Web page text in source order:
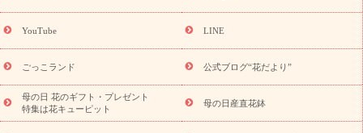
9月の誕生花(リンドウ)
ら探す
お祝いの花特集 当日配達特急便 お祝い商品一覧
念日
結婚祝い 出産祝い 退院祝い・快気祝い
寿祝い
プチギフト ペットのお祝いフラワー
YouTube LINE
ごっこランド 公式ブログ“花だより”
母の日 花のギフト・プレゼント
特集は花キューピット
母の日産直花鉢